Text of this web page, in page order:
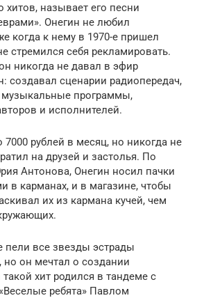
хитов, называет его песни
Онегин не любил
когда к нему в 1970-е пришел
стремился себя рекламировать.
никогда не давал в эфир
создавал сценарии радиопередач,
музыкальные программы,
и исполнителей.
рублей в месяц, но никогда не
на друзей и застолья. По
Антонова, Онегин носил пачки
в карманах, и в магазине, чтобы
их из кармана кучей, чем
пели все звезды эстрады
но он мечтал о создании
такой хит родился в тандеме с
ребята» Павлом